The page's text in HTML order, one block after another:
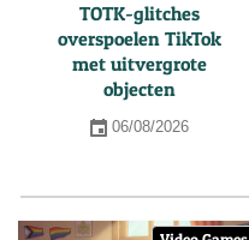
TOTK-glitches
overspoelen TikTok
met uitvergrote
objecten
06/08/2026